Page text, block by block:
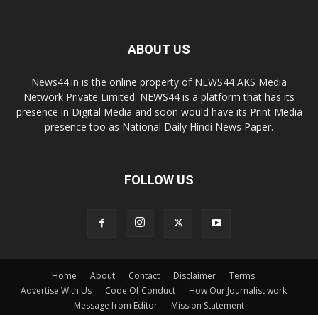
ABOUT US
News44.in is the online property of NEWS44 AKS Media
Network Private Limited. NEWS44 is a platform that has its
presence in Digital Media and soon would have its Print Media
presence too as National Daily Hindi News Paper.
FOLLOW US
Home About Contact Disclaimer
Terms
Advertise With Us
Code Of Conduct
How Our Journalist work
Message from Editor
Mission Statement